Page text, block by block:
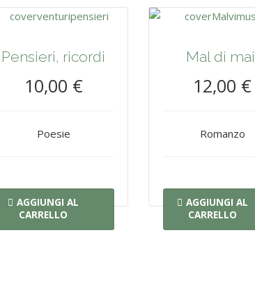
Pensieri, ricordi
10,00 €
Poesie
AGGIUNGI AL
CARRELLO
Mal di
12,00 €
Romanzo
AGGIUNGI AL
CARRELLO